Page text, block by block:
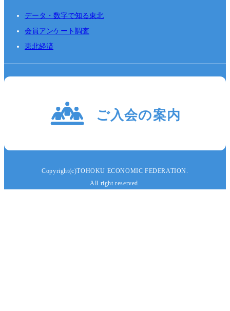
データ・数字で知る東北
会員アンケート調査
東北経済
Copyright(c)TOHOKU ECONOMIC FEDERATION.
All right reserved.